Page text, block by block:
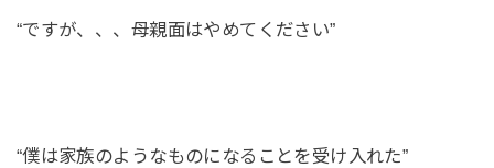
“ですが、、、母親面はやめてください”
“僕は家族のようなものになることを受け入れた”